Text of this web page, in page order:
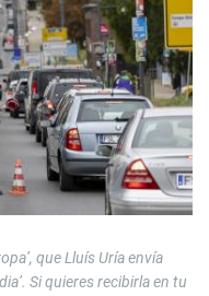
que Lluís Uría envía
Si quieres recibirla en tu